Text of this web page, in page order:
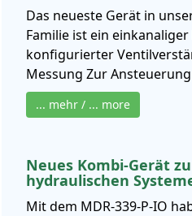
Das neueste Gerät in
Familie ist ein
konfigurierter
Messung Zur
... mehr / ... more
Neues Kombi-Gerät
hydraulischen
Mit dem MDR‑339‑P‑IO